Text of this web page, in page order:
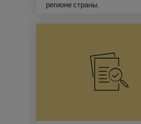
регионе страны.